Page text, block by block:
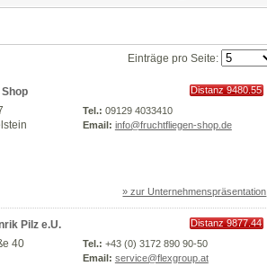
Einträge pro Seite:
Distanz 9480.55
Tel.: 09129 4033410
Email: info@fruchtfliegen-shop.de
» zur Unternehmenspräsentation
Pilz e.U.
Distanz 9877.44
40
Tel.: +43 (0) 3172 890 90-50
Email: service@flexgroup.at